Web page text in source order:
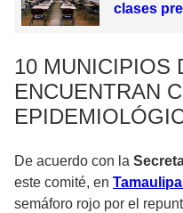
clases
10 MUNICIPIOS
ENCUENTRAN
De acuerdo con la
este comité, en
semáforo rojo por el